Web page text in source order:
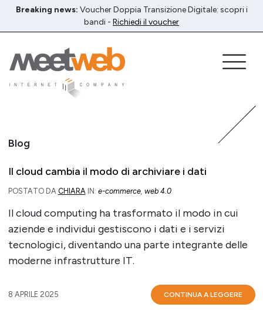
Breaking news: Voucher Doppia Transizione Digitale: scopri i
bandi - Richiedi il voucher
Blog
Il cloud cambia il modo di archiviare i dati
POSTATO DA CHIARAIN: e-commerce, web 4.0
Il cloud computing ha trasformato il modo in cui
aziende e individui gestiscono i dati e i servizi
tecnologici, diventando una parte integrante delle
moderne infrastrutture IT.
8 APRILE 2025 CONTINUA A LEGGERE